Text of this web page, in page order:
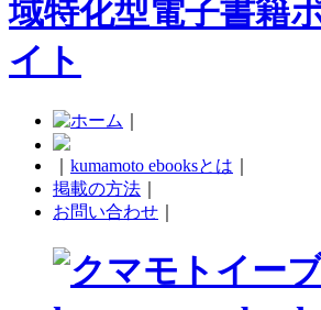
kumamoto ebooksとは
掲載の方法
お問い合わせ